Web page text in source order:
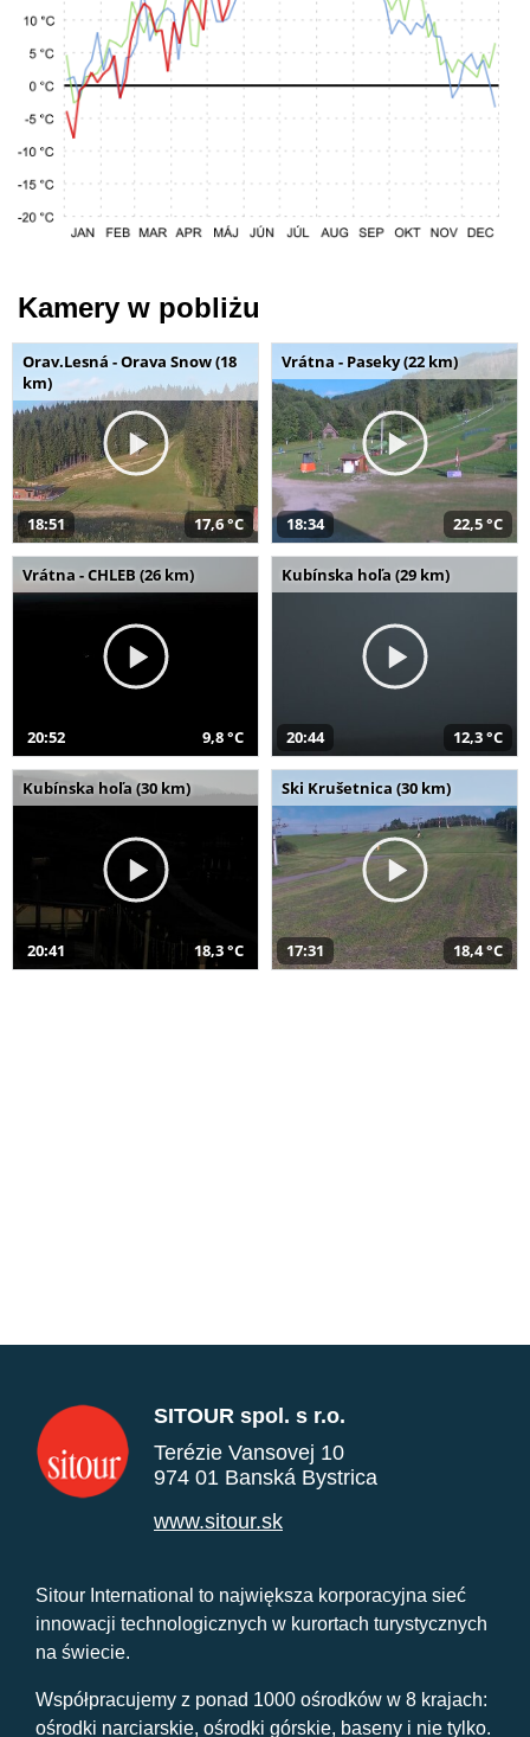
Kamery w pobliżu
Orav.Lesná - Orava Snow (18
km)
18:51 17,6 °C
Vrátna - Paseky (22 km)
18:34 22,5 °C
Vrátna - CHLEB (26 km)
20:52 9,8 °C
Kubínska hoľa (29 km)
20:44 12,3 °C
Kubínska hoľa (30 km)
20:41 18,3 °C
Ski Krušetnica (30 km)
17:31 18,4 °C
SITOUR spol. s r.o.
Terézie Vansovej 10
974 01 Banská Bystrica
www.sitour.sk
Sitour International to największa korporacyjna sieć
innowacji technologicznych w kurortach turystycznych
na świecie.
Współpracujemy z ponad 1000 ośrodków w 8 krajach:
ośrodki narciarskie, ośrodki górskie, baseny i nie tylko.